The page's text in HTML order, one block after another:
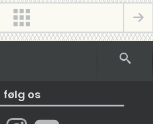
følg os